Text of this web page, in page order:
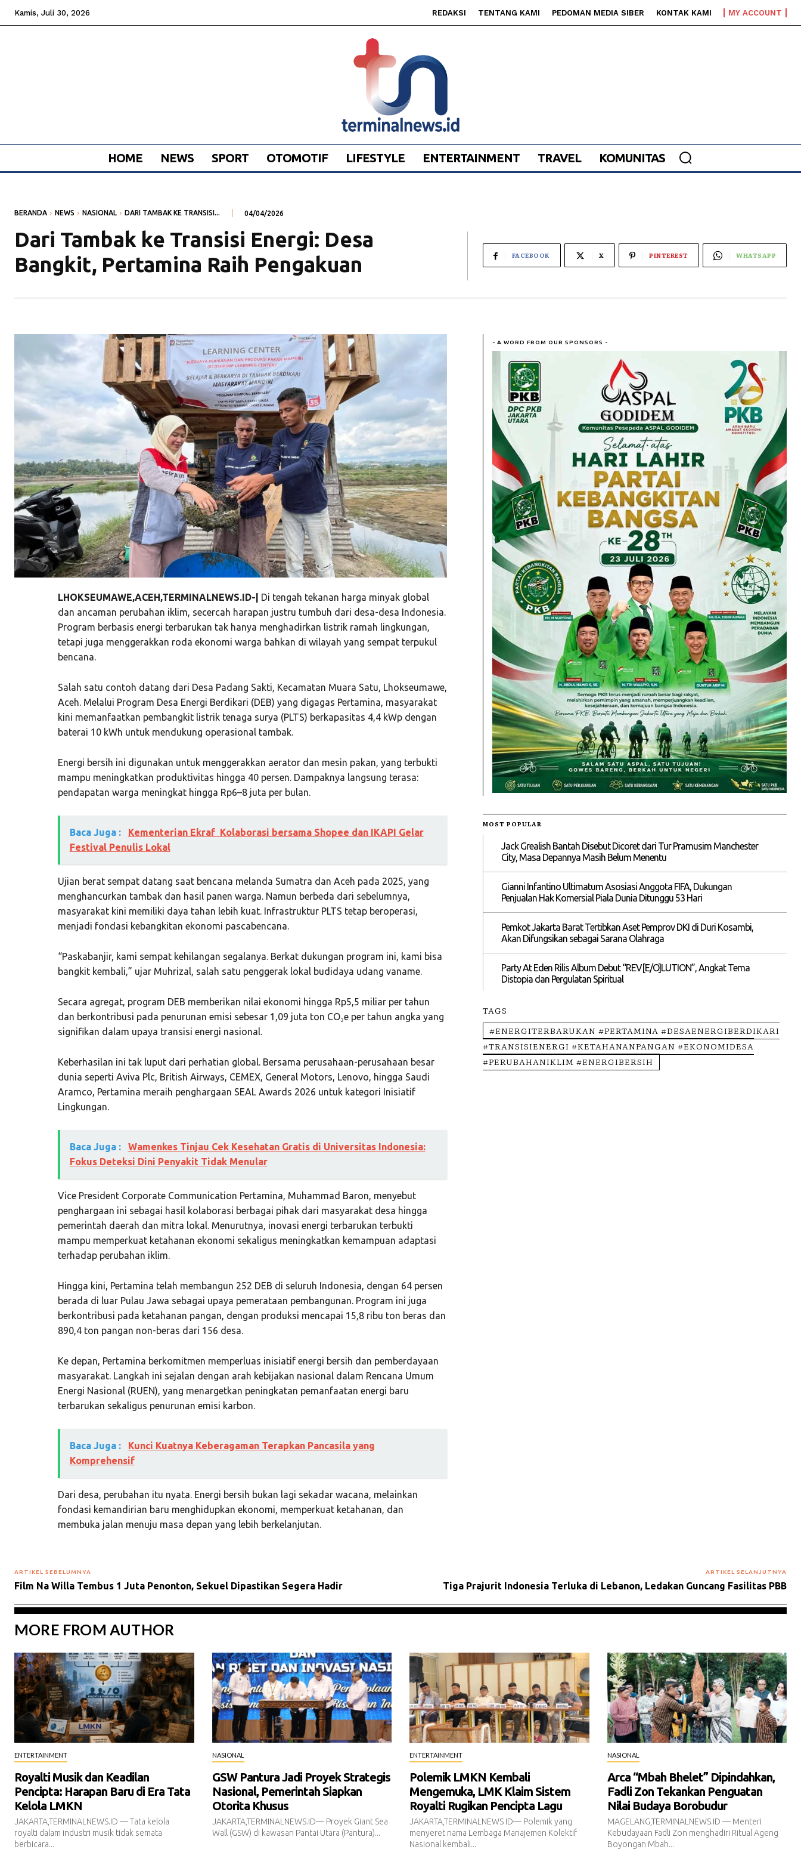
Kamis, Juli 30, 2026 REDAKSI TENTANG KAMI PEDOMAN MEDIA SIBER KONTAK KAMI MY ACCOUNT
HOME NEWS SPORT OTOMOTIF LIFESTYLE ENTERTAINMENT TRAVEL KOMUNITAS
BERANDA NEWS NASIONAL DARI TAMBAK KE TRANSISI... 04/04/2026
Dari Tambak ke Transisi Energi: Desa
Bangkit, Pertamina Raih Pengakuan
FACEBOOK X PINTEREST WHATSAPP
LHOKSEUMAWE,ACEH,TERMINALNEWS.ID-| Di tengah tekanan harga minyak global
dan ancaman perubahan iklim, secercah harapan justru tumbuh dari desa-desa Indonesia.
Program berbasis energi terbarukan tak hanya menghadirkan listrik ramah lingkungan,
tetapi juga menggerakkan roda ekonomi warga bahkan di wilayah yang sempat terpukul
bencana.
Salah satu contoh datang dari Desa Padang Sakti, Kecamatan Muara Satu, Lhokseumawe,
Aceh. Melalui Program Desa Energi Berdikari (DEB) yang digagas Pertamina, masyarakat
kini memanfaatkan pembangkit listrik tenaga surya (PLTS) berkapasitas 4,4 kWp dengan
baterai 10 kWh untuk mendukung operasional tambak.
Energi bersih ini digunakan untuk menggerakkan aerator dan mesin pakan, yang terbukti
mampu meningkatkan produktivitas hingga 40 persen. Dampaknya langsung terasa:
pendapatan warga meningkat hingga Rp6–8 juta per bulan.
Baca Juga :
Kementerian Ekraf Kolaborasi bersama Shopee dan IKAPI Gelar
Festival Penulis Lokal
Ujian berat sempat datang saat bencana melanda Sumatra dan Aceh pada 2025, yang
menghancurkan tambak dan hasil panen warga. Namun berbeda dari sebelumnya,
masyarakat kini memiliki daya tahan lebih kuat. Infrastruktur PLTS tetap beroperasi,
menjadi fondasi kebangkitan ekonomi pascabencana.
“Paskabanjir, kami sempat kehilangan segalanya. Berkat dukungan program ini, kami bisa
bangkit kembali,” ujar Muhrizal, salah satu penggerak lokal budidaya udang vaname.
Secara agregat, program DEB memberikan nilai ekonomi hingga Rp5,5 miliar per tahun
dan berkontribusi pada penurunan emisi sebesar 1,09 juta ton CO₂e per tahun angka yang
signifikan dalam upaya transisi energi nasional.
Keberhasilan ini tak luput dari perhatian global. Bersama perusahaan-perusahaan besar
dunia seperti Aviva Plc, British Airways, CEMEX, General Motors, Lenovo, hingga Saudi
Aramco, Pertamina meraih penghargaan SEAL Awards 2026 untuk kategori Inisiatif
Lingkungan.
Baca Juga :
Wamenkes Tinjau Cek Kesehatan Gratis di Universitas Indonesia:
Fokus Deteksi Dini Penyakit Tidak Menular
Vice President Corporate Communication Pertamina, Muhammad Baron, menyebut
penghargaan ini sebagai hasil kolaborasi berbagai pihak dari masyarakat desa hingga
pemerintah daerah dan mitra lokal. Menurutnya, inovasi energi terbarukan terbukti
mampu memperkuat ketahanan ekonomi sekaligus meningkatkan kemampuan adaptasi
terhadap perubahan iklim.
Hingga kini, Pertamina telah membangun 252 DEB di seluruh Indonesia, dengan 64 persen
berada di luar Pulau Jawa sebagai upaya pemerataan pembangunan. Program ini juga
berkontribusi pada ketahanan pangan, dengan produksi mencapai 15,8 ribu ton beras dan
890,4 ton pangan non-beras dari 156 desa.
Ke depan, Pertamina berkomitmen memperluas inisiatif energi bersih dan pemberdayaan
masyarakat. Langkah ini sejalan dengan arah kebijakan nasional dalam Rencana Umum
Energi Nasional (RUEN), yang menargetkan peningkatan pemanfaatan energi baru
terbarukan sekaligus penurunan emisi karbon.
Baca Juga :
Kunci Kuatnya Keberagaman Terapkan Pancasila yang
Komprehensif
Dari desa, perubahan itu nyata. Energi bersih bukan lagi sekadar wacana, melainkan
fondasi kemandirian baru menghidupkan ekonomi, memperkuat ketahanan, dan
membuka jalan menuju masa depan yang lebih berkelanjutan.
- A WORD FROM OUR SPONSORS -
MOST POPULAR
Jack Grealish Bantah Disebut Dicoret dari Tur Pramusim Manchester
City, Masa Depannya Masih Belum Menentu
Gianni Infantino Ultimatum Asosiasi Anggota FIFA, Dukungan
Penjualan Hak Komersial Piala Dunia Ditunggu 53 Hari
Pemkot Jakarta Barat Tertibkan Aset Pemprov DKI di Duri Kosambi,
Akan Difungsikan sebagai Sarana Olahraga
Party At Eden Rilis Album Debut “REV[E/O]LUTION”, Angkat Tema
Distopia dan Pergulatan Spiritual
TAGS
#ENERGITERBARUKAN #PERTAMINA #DESAENERGIBERDIKARI
#TRANSISIENERGI #KETAHANANPANGAN #EKONOMIDESA
#PERUBAHANIKLIM #ENERGIBERSIH
ARTIKEL SEBELUMNYA
Film Na Willa Tembus 1 Juta Penonton, Sekuel Dipastikan Segera Hadir
ARTIKEL SELANJUTNYA
Tiga Prajurit Indonesia Terluka di Lebanon, Ledakan Guncang Fasilitas PBB
MORE FROM AUTHOR
ENTERTAINMENT
Royalti Musik dan Keadilan
Pencipta: Harapan Baru di Era Tata
Kelola LMKN
JAKARTA,TERMINALNEWS.ID — Tata kelola
royalti dalam industri musik tidak semata
berbicara...
NASIONAL
GSW Pantura Jadi Proyek Strategis
Nasional, Pemerintah Siapkan
Otorita Khusus
JAKARTA,TERMINALNEWS.ID— Proyek Giant Sea
Wall (GSW) di kawasan Pantai Utara (Pantura)...
ENTERTAINMENT
Polemik LMKN Kembali
Mengemuka, LMK Klaim Sistem
Royalti Rugikan Pencipta Lagu
JAKARTA,TERMINALNEWS ID— Polemik yang
menyeret nama Lembaga Manajemen Kolektif
Nasional kembali...
NASIONAL
Arca “Mbah Bhelet” Dipindahkan,
Fadli Zon Tekankan Penguatan
Nilai Budaya Borobudur
MAGELANG,TERMINALNEWS.ID — Menteri
Kebudayaan Fadli Zon menghadiri Ritual Ageng
Boyongan Mbah...